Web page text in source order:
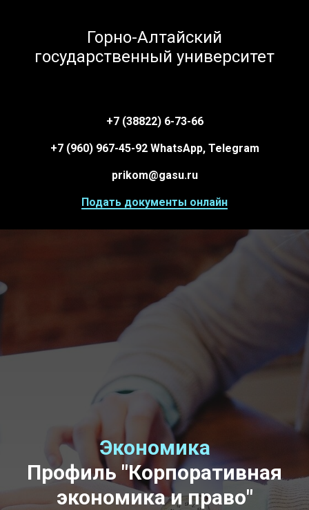
Горно-Алтайский
государственный университет
+7 (38822) 6-73-66
+7 (960) 967-45-92 WhatsApp, Telegram
prikom@gasu.ru
Подать документы онлайн
Экономика
Профиль "Корпоративная
экономика и право"